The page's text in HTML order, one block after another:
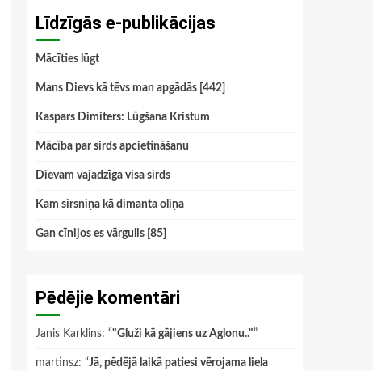
Līdzīgās e-publikācijas
Mācīties lūgt
Mans Dievs kā tēvs man apgādās [442]
Kaspars Dimiters: Lūgšana Kristum
Mācība par sirds apcietināšanu
Dievam vajadzīga visa sirds
Kam sirsniņa kā dimanta oliņa
Gan cīnijos es vārgulis [85]
Pēdējie komentāri
Janis Karklins: “"Gluži kā gājiens uz Aglonu.."”
martinsz: “Jā, pēdējā laikā patiesi vērojama liela